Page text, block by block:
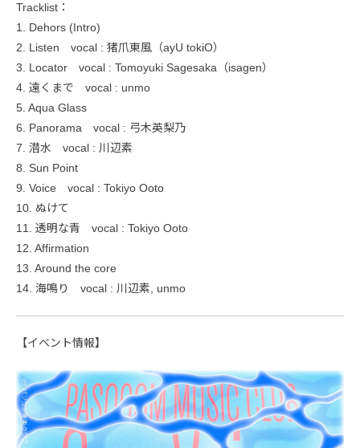
Tracklist：
1. Dehors (Intro)
2. Listen vocal : 猪爪東風（ayU tokiO）
3. Locator vocal : Tomoyuki Sagesaka（isagen）
4. 遠くまで vocal : unmo
5. Aqua Glass
6. Panorama vocal : 弓木英梨乃
7. 潜水 vocal : 川辺素
8. Sun Point
9. Voice vocal : Tokiyo Ooto
10. ぬけて
11. 透明な青 vocal : Tokiyo Ooto
12. Affirmation
13. Around the core
14. 海鳴り vocal : 川辺素, unmo
【イベント情報】